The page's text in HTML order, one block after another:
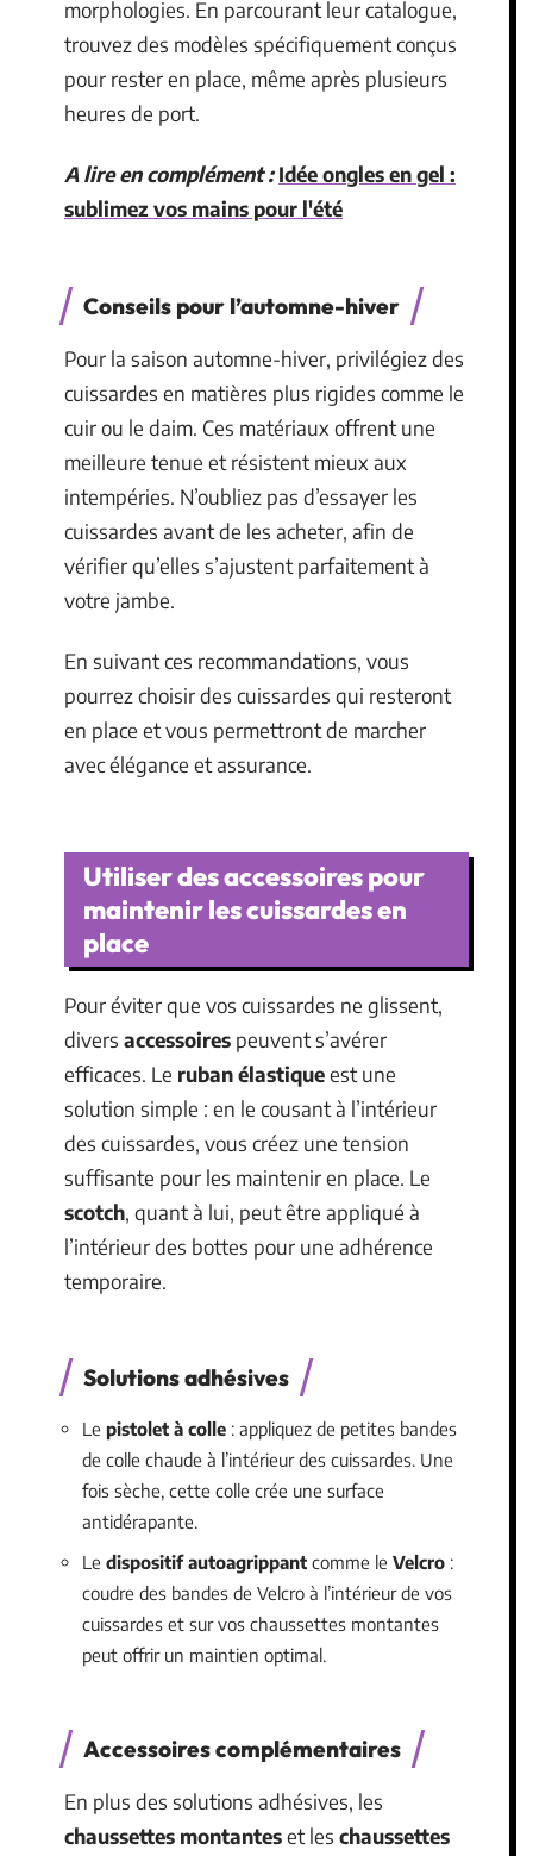
morphologies. En parcourant leur catalogue,
trouvez des modèles spécifiquement conçus
pour rester en place, même après plusieurs
heures de port.
A lire en complément : Idée ongles en gel :
sublimez vos mains pour l'été
Conseils pour l’automne-hiver
Pour la saison automne-hiver, privilégiez des
cuissardes en matières plus rigides comme le
cuir ou le daim. Ces matériaux offrent une
meilleure tenue et résistent mieux aux
intempéries. N’oubliez pas d’essayer les
cuissardes avant de les acheter, afin de
vérifier qu’elles s’ajustent parfaitement à
votre jambe.
En suivant ces recommandations, vous
pourrez choisir des cuissardes qui resteront
en place et vous permettront de marcher
avec élégance et assurance.
Utiliser des accessoires pour
maintenir les cuissardes en
place
Pour éviter que vos cuissardes ne glissent,
divers accessoires peuvent s’avérer
efficaces. Le ruban élastiqueest une
solution simple : en le cousant à l’intérieur
des cuissardes, vous créez une tension
suffisante pour les maintenir en place. Le
scotch, quant à lui, peut être appliqué à
l’intérieur des bottes pour une adhérence
temporaire.
Solutions adhésives
Le pistolet à colle : appliquez de petites bandes
de colle chaude à l’intérieur des cuissardes. Une
fois sèche, cette colle crée une surface
antidérapante.
Le dispositif autoagrippant comme le Velcro :
coudre des bandes de Velcro à l’intérieur de vos
cuissardes et sur vos chaussettes montantes
peut offrir un maintien optimal.
Accessoires complémentaires
En plus des solutions adhésives, les
chaussettes montanteset les chaussettes